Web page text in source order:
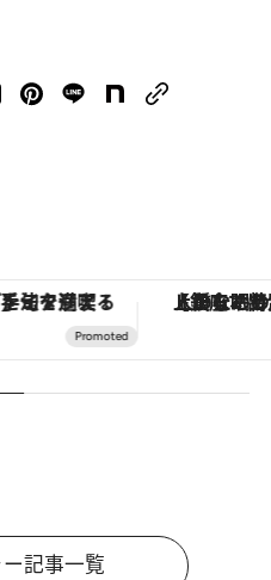
スカーナの郷土料理の手法で満喫！ 【銀座で出合う最旬美容】美髪ケアや上質
記事一覧